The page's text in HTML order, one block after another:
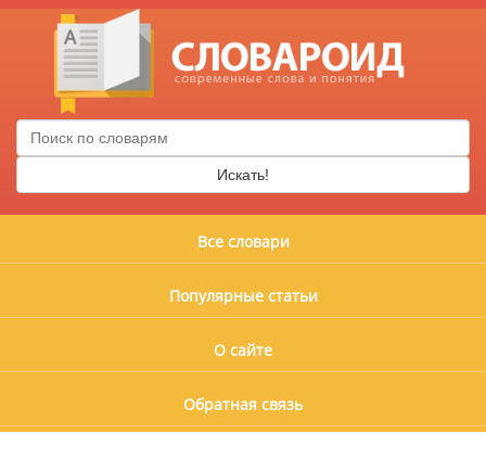
Искать!
Все словари
Популярные статьи
О сайте
Обратная связь